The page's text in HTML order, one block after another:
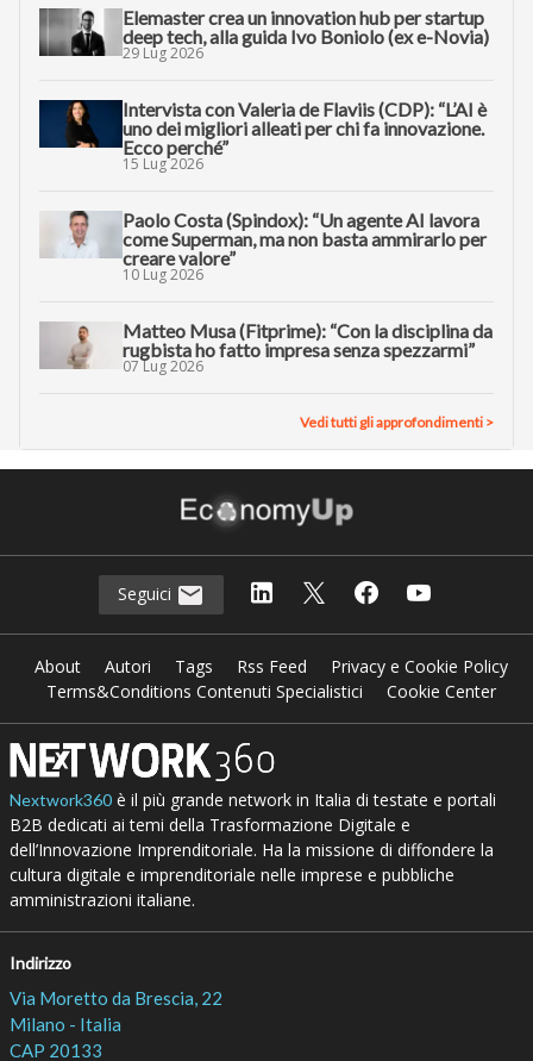
Elemaster crea un innovation hub per startup
deep tech, alla guida Ivo Boniolo (ex e-Novia)
29 Lug 2026
Intervista con Valeria de Flaviis (CDP): “L’AI è
uno dei migliori alleati per chi fa innovazione.
Ecco perché”
15 Lug 2026
Paolo Costa (Spindox): “Un agente AI lavora
come Superman, ma non basta ammirarlo per
creare valore”
10 Lug 2026
Matteo Musa (Fitprime): “Con la disciplina da
rugbista ho fatto impresa senza spezzarmi”
07 Lug 2026
Vedi tutti gli approfondimenti >
Seguici
About Autori Tags Rss Feed
Privacy e Cookie Policy
Terms&Conditions Contenuti Specialistici
Cookie Center
Nextwork360è il più grande network in Italia di testate e portali
B2B dedicati ai temi della Trasformazione Digitale e
dell’Innovazione Imprenditoriale. Ha la missione di diffondere la
cultura digitale e imprenditoriale nelle imprese e pubbliche
amministrazioni italiane.
Indirizzo
Via Moretto da Brescia, 22
Milano - Italia
CAP 20133